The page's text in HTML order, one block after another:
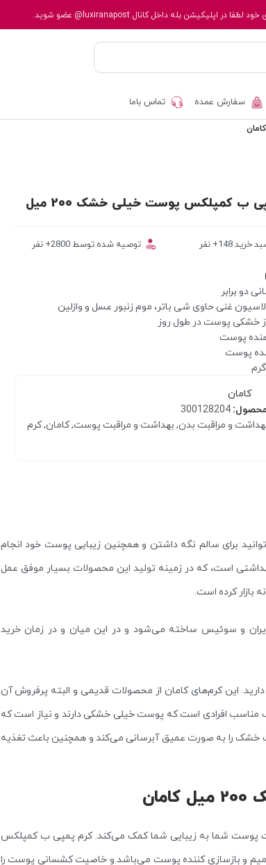
لطفا در اپلیکیشن بله داخل کانال@luxiranapost عضو شوید.
سفارش عمده تماس باما
کرم پمپی ب کمپلکس پوست خیلی خشک 200 میل
148+ نفر توصیه شده توسط 2800+ نفر
دو برابر
غنی حاوی شی باتر، موم زنبور عسل و وازلین
خشکی پوست در طول روز
پوست
پوست
کامان
300128204
و مراقبت بدن, بهداشت و مراقبت پوست, کامان, کرم
برای سالم نگه داشتن و همچنین زیبایی پوست خود انجام
است، که در زمینه تولید این محصولات بسیار موفق عمل
بازار کرده است.
و سوئیس ساخته می‌شود و در این میان و در زمان خرید
این کرم‌های کامان از محصولات قدیمی و البته پرفروش آن
افرادی است که پوست خیلی خشکی دارند و نیاز است که
خشک را به صورت عمیق آبرسانی می‌کند و همچنین باعث تغذیه
پوست شما به زیبایی شما کمک می‌کند. کرم پمپی ب کمپلکس
و بازسازی کننده پوست می‌باشد و خاصیت کشسانی پوست را